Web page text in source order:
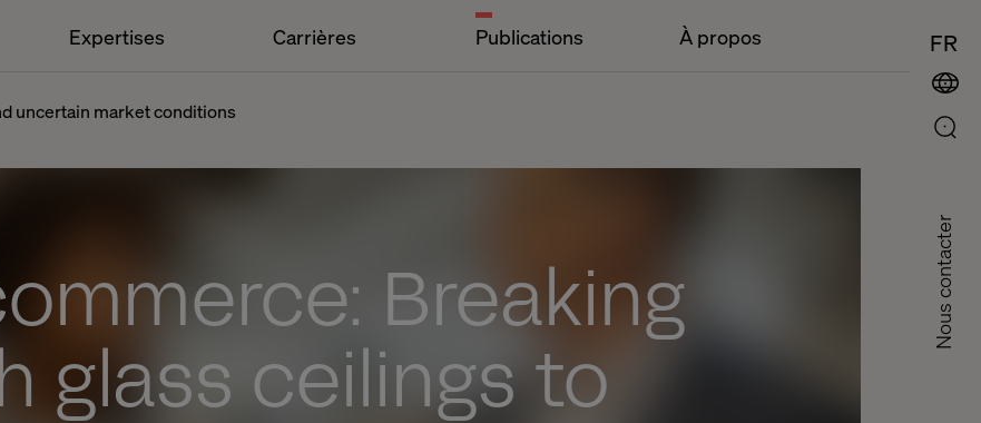
Expertises Carrières Publications À propos FR
Nous contacter
uncertain market conditions
Breaking
glass ceilings to